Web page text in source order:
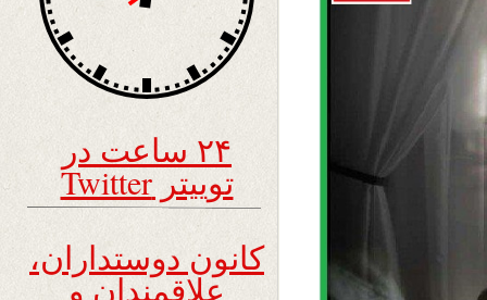
۲۴ ساعت در
توییتر Twitter
کانون دوستداران،
علاقمندان و